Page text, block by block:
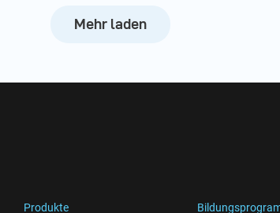
Mehr laden
Produkte